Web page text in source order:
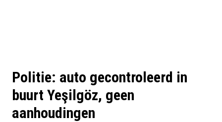
Politie: auto gecontroleerd in
buurt Yeşilgöz, geen
aanhoudingen